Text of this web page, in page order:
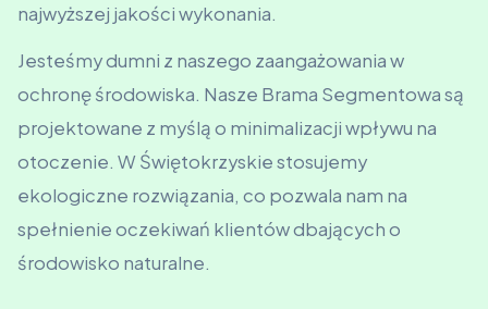
najwyższej jakości wykonania.
Jesteśmy dumni z naszego zaangażowania w
ochronę środowiska. Nasze Brama Segmentowa są
projektowane z myślą o minimalizacji wpływu na
otoczenie. W Świętokrzyskie stosujemy
ekologiczne rozwiązania, co pozwala nam na
spełnienie oczekiwań klientów dbających o
środowisko naturalne.